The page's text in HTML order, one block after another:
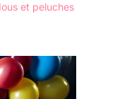
et peluches